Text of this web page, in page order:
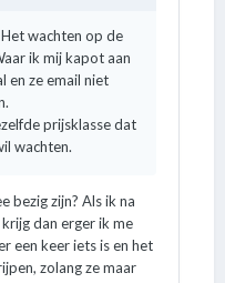
wachten op de
ik mij kapot aan
en ze email niet
prijsklasse dat
wachten.
bezig zijn? Als ik na
dan erger ik me
een keer iets is en het
zolang ze maar